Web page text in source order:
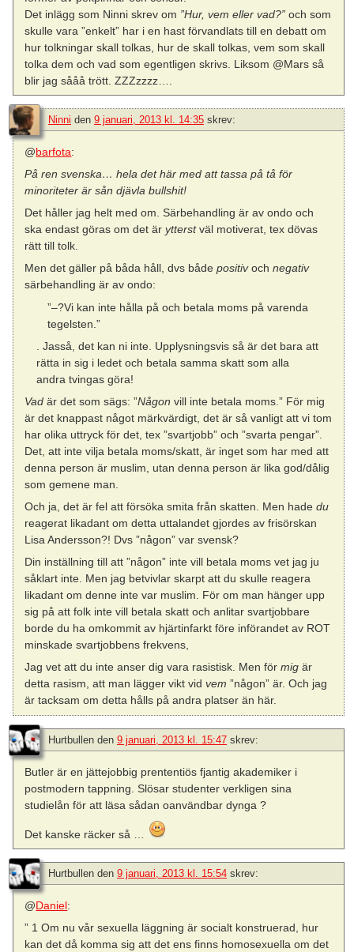
Det inlägg som Ninni skrev om ”Hur, vem eller vad?” och som
skulle vara ”enkelt” har i en hast förvandlats till en debatt om
hur tolkningar skall tolkas, hur de skall tolkas, vem som skall
tolka dem och vad som egentligen skrivs. Liksom @Mars så
blir jag sååå trött. ZZZzzzz….
Ninni den 9 januari, 2013 kl. 14:35 skrev:
@barfota:
På ren svenska… hela det här med att tassa på tå för
minoriteter är sån djävla bullshit!
Det håller jag helt med om. Särbehandling är av ondo och
ska endast göras om det ärytterstväl motiverat, tex dövas
rätt till tolk.
Men det gäller på båda håll, dvs bådepositivochnegativ
särbehandling är av ondo:
”–?Vi kan inte hålla på och betala moms på varenda
tegelsten.”
. Jasså, det kan ni inte. Upplysningsvis så är det bara att
rätta in sig i ledet och betala samma skatt som alla
andra tvingas göra!
Vad är det som sägs: ”Någon vill inte betala moms.” För mig
är det knappast något märkvärdigt, det är så vanligt att vi tom
har olika uttryck för det, tex ”svartjobb” och ”svarta pengar”.
Det, att inte vilja betala moms/skatt, är inget som har med att
denna person är muslim, utan denna person är lika god/dålig
som gemene man.
Och ja, det är fel att försöka smita från skatten. Men hadedu
reagerat likadant om detta uttalandet gjordes av frisörskan
Lisa Andersson?! Dvs ”någon” var svensk?
Din inställning till att ”någon” inte vill betala moms vet jag ju
såklart inte. Men jag betvivlar skarpt att du skulle reagera
likadant om denne inte var muslim. För om man hänger upp
sig på att folk inte vill betala skatt och anlitar svartjobbare
borde du ha omkommit av hjärtinfarkt före införandet av ROT
minskade svartjobbens frekvens,
Jag vet att du inte anser dig vara rasistisk. Men förmig är
detta rasism, att man lägger vikt vidvem ”någon” är. Och jag
är tacksam om detta hålls på andra platser än här.
Hurtbullen den 9 januari, 2013 kl. 15:47 skrev:
Butler är en jättejobbig prententiös fjantig akademiker i
postmodern tappning. Slösar studenter verkligen sina
studielån för att läsa sådan oanvändbar dynga ?
Det kanske räcker så …
Hurtbullen den 9 januari, 2013 kl. 15:54 skrev:
@Daniel:
” 1 Om nu vår sexuella läggning är socialt konstruerad, hur
kan det då komma sig att det ens finns homosexuella om det